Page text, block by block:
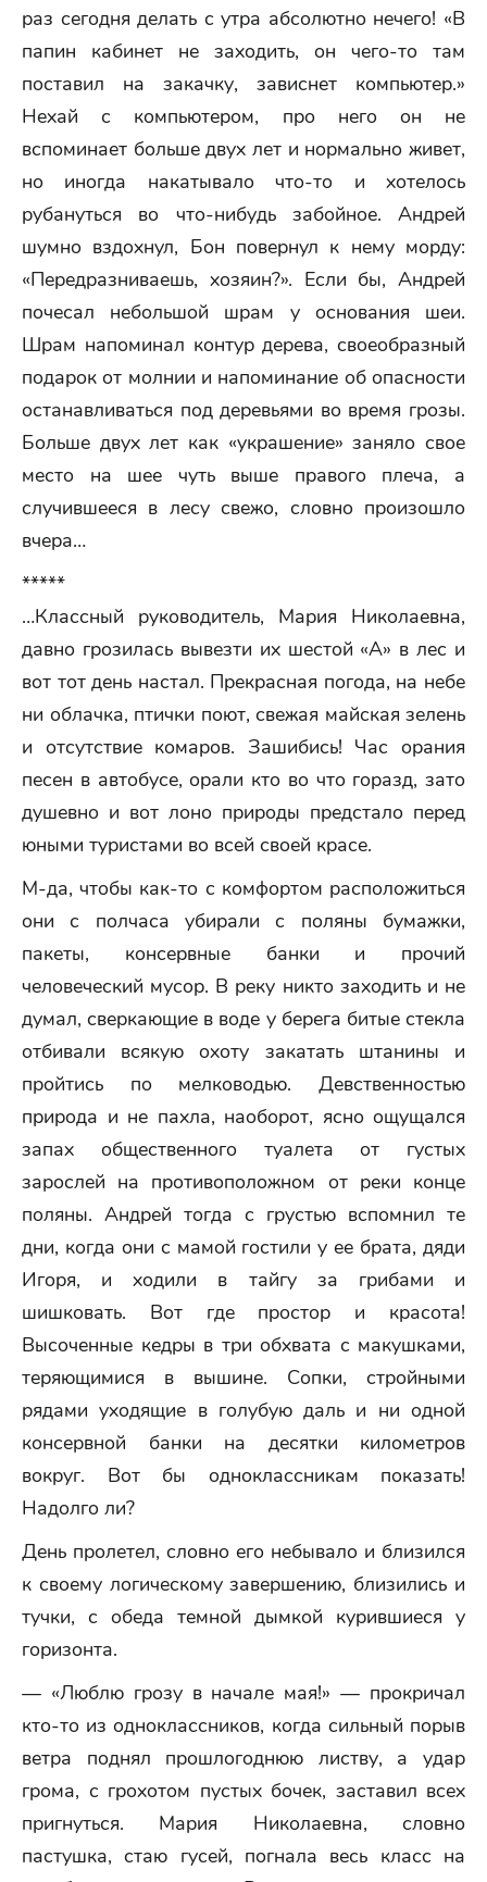
раз сегодня делать с утра абсолютно нечего! «В
папин кабинет не заходить, он чего-то там
поставил на закачку, зависнет компьютер.»
Нехай с компьютером, про него он не
вспоминает больше двух лет и нормально живет,
но иногда накатывало что-то и хотелось
рубануться во что-нибудь забойное. Андрей
шумно вздохнул, Бон повернул к нему морду:
«Передразниваешь, хозяин?». Если бы, Андрей
почесал небольшой шрам у основания шеи.
Шрам напоминал контур дерева, своеобразный
подарок от молнии и напоминание об опасности
останавливаться под деревьями во время грозы.
Больше двух лет как «украшение» заняло свое
место на шее чуть выше правого плеча, а
случившееся в лесу свежо, словно произошло
вчера…
*****
…Классный руководитель, Мария Николаевна,
давно грозилась вывезти их шестой «А» в лес и
вот тот день настал. Прекрасная погода, на небе
ни облачка, птички поют, свежая майская зелень
и отсутствие комаров. Зашибись! Час орания
песен в автобусе, орали кто во что горазд, зато
душевно и вот лоно природы предстало перед
юными туристами во всей своей красе.
М-да, чтобы как-то с комфортом расположиться
они с полчаса убирали с поляны бумажки,
пакеты, консервные банки и прочий
человеческий мусор. В реку никто заходить и не
думал, сверкающие в воде у берега битые стекла
отбивали всякую охоту закатать штанины и
пройтись по мелководью. Девственностью
природа и не пахла, наоборот, ясно ощущался
запах общественного туалета от густых
зарослей на противоположном от реки конце
поляны. Андрей тогда с грустью вспомнил те
дни, когда они с мамой гостили у ее брата, дяди
Игоря, и ходили в тайгу за грибами и
шишковать. Вот где простор и красота!
Высоченные кедры в три обхвата с макушками,
теряющимися в вышине. Сопки, стройными
рядами уходящие в голубую даль и ни одной
консервной банки на десятки километров
вокруг. Вот бы одноклассникам показать!
Надолго ли?
День пролетел, словно его небывало и близился
к своему логическому завершению, близились и
тучки, с обеда темной дымкой курившиеся у
горизонта.
— «Люблю грозу в начале мая!» — прокричал
кто-то из одноклассников, когда сильный порыв
ветра поднял прошлогоднюю листву, а удар
грома, с грохотом пустых бочек, заставил всех
пригнуться. Мария Николаевна, словно
пастушка, стаю гусей, погнала весь класс на